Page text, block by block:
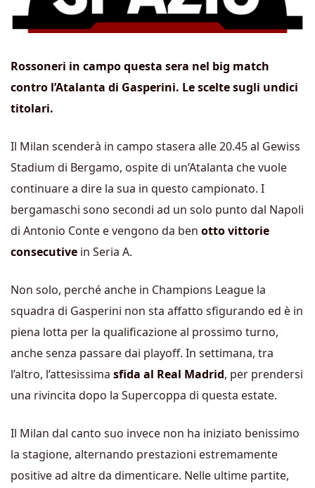
Rossoneri in campo questa sera nel big match
contro l’Atalanta di Gasperini. Le scelte sugli undici
titolari.
Il Milan scenderà in campo stasera alle 20.45 al Gewiss
Stadium di Bergamo, ospite di un’Atalanta che vuole
continuare a dire la sua in questo campionato. I
bergamaschi sono secondi ad un solo punto dal Napoli
di Antonio Conte e vengono da ben otto vittorie
consecutive in Seria A.
Non solo, perché anche in Champions League la
squadra di Gasperini non sta affatto sfigurando ed è in
piena lotta per la qualificazione al prossimo turno,
anche senza passare dai playoff. In settimana, tra
l’altro, l’attesissima sfida al Real Madrid, per prendersi
una rivincita dopo la Supercoppa di questa estate.
Il Milan dal canto suo invece non ha iniziato benissimo
la stagione, alternando prestazioni estremamente
positive ad altre da dimenticare. Nelle ultime partite,